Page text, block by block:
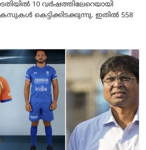
10 വർഷത്തിലേറെയായി
കെട്ടിക്കിടക്കുന്നു. ഇതിൽ 558